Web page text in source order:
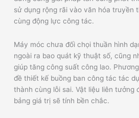
sử dụng rộng rãi vào văn hóa truyền
cùng động lực công tác.
Máy móc chưa đối chọi thuần hình
ngoài ra bao quát kỹ thuật số, cũng
giúp tăng công suất công lao.
đề thiết kế buồng ban công tác tác
thành cùng lỗi sai. Vật liệu liên tưởng
bảng giá trị sẽ tính bền chắc.